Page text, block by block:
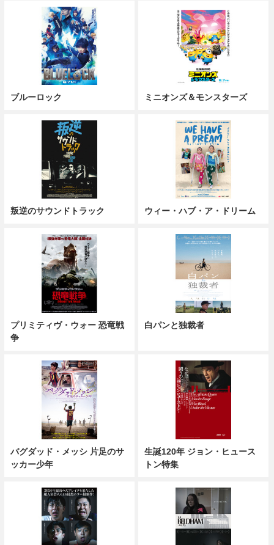
ブルーロック ミニオンズ＆モンスターズ
叛逆のサウンドトラック ウィー・ハブ・ア・ドリーム
プリミティヴ・ウォー 恐竜戦
争
白パンと独裁者
バグダッド・メッシ 片足のサ
ッカー少年
生誕120年 ジョン・ヒュース
トン特集